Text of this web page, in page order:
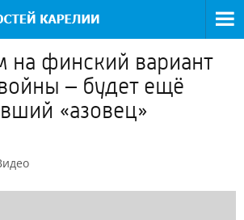
на финский вариант
– будет ещё
«азовец»